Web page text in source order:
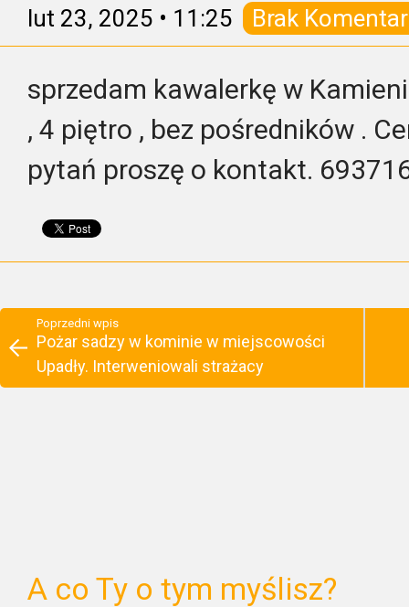
lut 23, 2025 • 11:25 Brak
sprzedam kawalerkę w
, 4 piętro , bez pośredników .
pytań proszę o kontakt.
Poprzedni wpis
Pożar sadzy w kominie w miejscowości
Upadły. Interweniowali strażacy
A co Ty o tym myślisz?